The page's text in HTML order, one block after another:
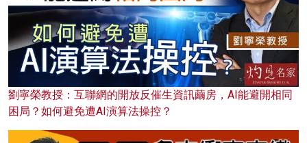
劉寧榮教授：互聯網的開放反催生資訊繭房，AI能避開相同
困局？如何避免遭AI演算法操控？